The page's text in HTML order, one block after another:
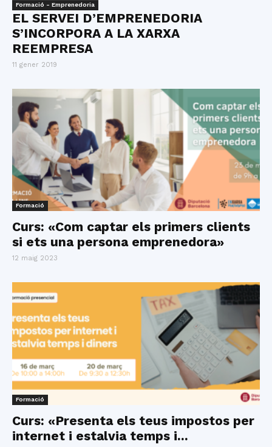
Formació - Emprenedoria
EL SERVEI D’EMPRENEDORIA
S’INCORPORA A LA XARXA
REEMPRESA
11 gener 2019
Formació
Curs: «Com captar els primers clients
si ets una persona emprenedora»
12 maig 2023
Formació
Curs: «Presenta els teus impostos per
internet i estalvia temps i...